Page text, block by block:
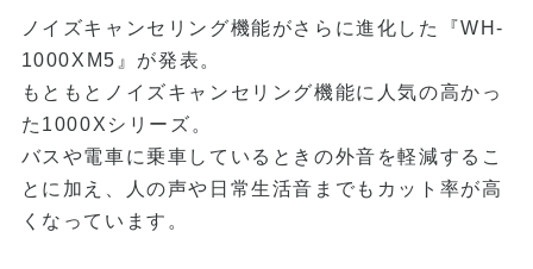
ノイズキャンセリング機能がさらに進化した『WH-
1000XM5』が発表。
もともとノイズキャンセリング機能に人気の高かっ
た1000Xシリーズ。
バスや電車に乗車しているときの外音を軽減するこ
とに加え、人の声や日常生活音までもカット率が高
くなっています。